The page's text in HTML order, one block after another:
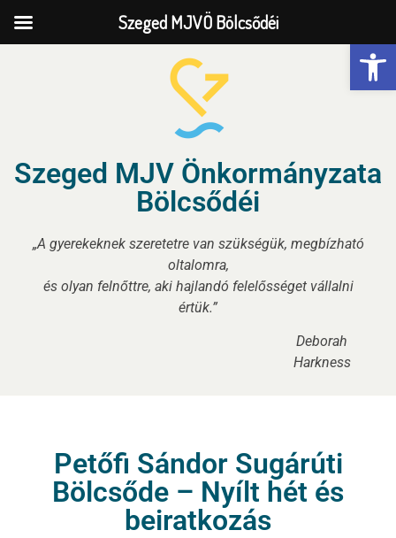
Szeged MJV Önkormányzata
Bölcsődéi
„A gyerekeknek szeretetre van szükségük, megbízható
oltalomra,
és olyan felnőttre, aki hajlandó felelősséget vállalni
értük.”
Deborah
Harkness
Petőfi Sándor Sugárúti
Bölcsőde – Nyílt hét és
beiratkozás
Szeged MJVÖ Bölcsődéi